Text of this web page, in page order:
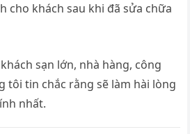
cho khách sau khi đã sửa chữa
sạn lớn, nhà hàng, công
tôi tin chắc rằng sẽ làm hài lòng
nhất.